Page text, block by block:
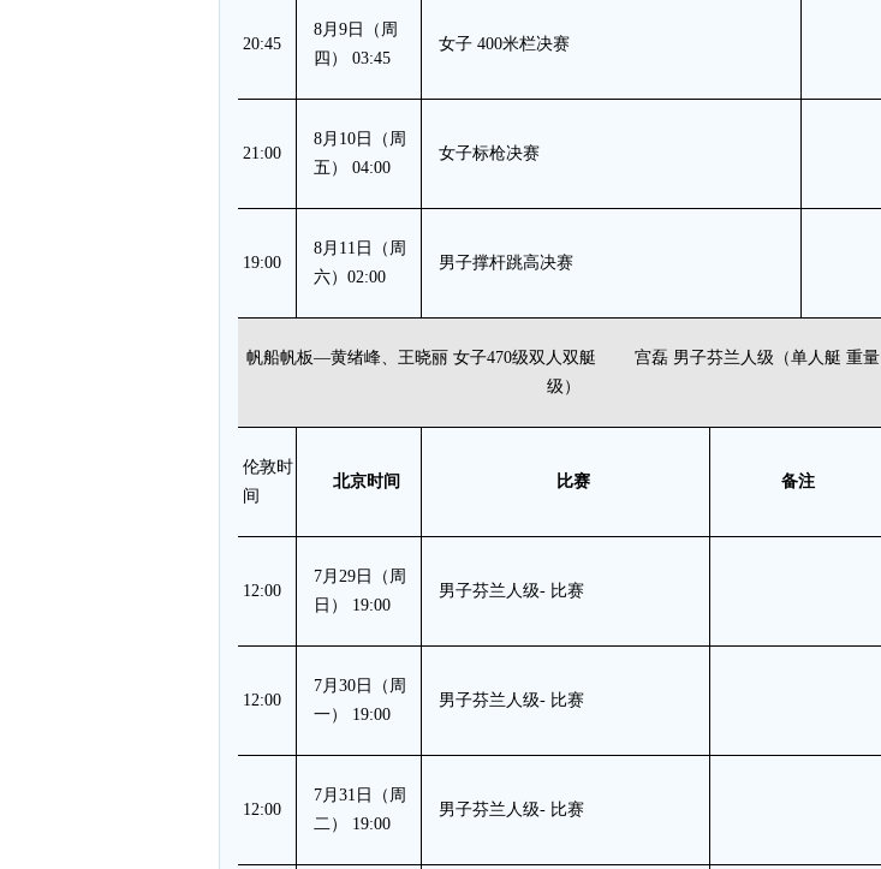
20:45
8月9日（周
四） 03:45
女子 400米栏决赛
21:00
8月10日（周
五） 04:00
女子标枪决赛
19:00
8月11日（周
六）02:00
男子撑杆跳高决赛
帆船帆板—黄绪峰、王晓丽 女子470级双人双艇 宫磊 男子芬兰人级（单人艇 重量
级）
伦敦时
间
北京时间 比赛 备注
12:00
7月29日（周
日） 19:00
男子芬兰人级- 比赛
12:00
7月30日（周
一） 19:00
男子芬兰人级- 比赛
12:00
7月31日（周
二） 19:00
男子芬兰人级- 比赛